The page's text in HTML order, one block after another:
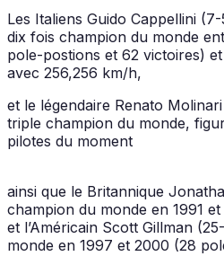
Les Italiens Guido Cappellini
dix fois champion du monde
pole-postions et 62 victoires)
avec 256,256 km/h,
et le légendaire Renato
triple champion du monde,
pilotes du moment
ainsi que le Britannique
champion du monde en 1991
et l’Américain Scott Gillman
monde en 1997 et 2000 (28